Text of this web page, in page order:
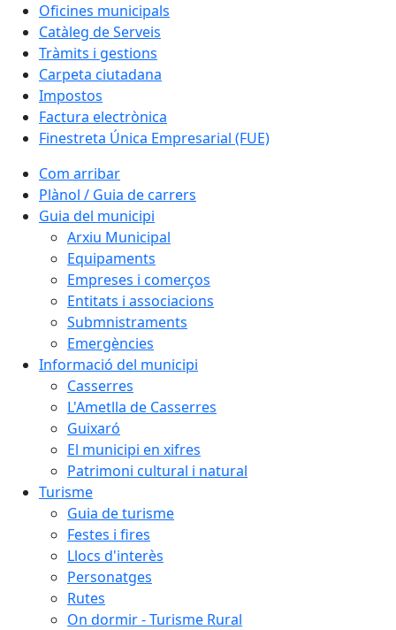
Oficines municipals
Catàleg de Serveis
Tràmits i gestions
Carpeta ciutadana
Impostos
Factura electrònica
Finestreta Única Empresarial (FUE)
Com arribar
Plànol / Guia de carrers
Guia del municipi
Arxiu Municipal
Equipaments
Empreses i comerços
Entitats i associacions
Submnistraments
Emergències
Informació del municipi
Casserres
L'Ametlla de Casserres
Guixaró
El municipi en xifres
Patrimoni cultural i natural
Turisme
Guia de turisme
Festes i fires
Llocs d'interès
Personatges
Rutes
On dormir - Turisme Rural